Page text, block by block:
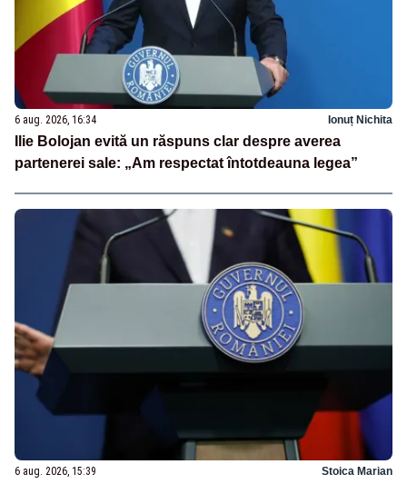
6 aug. 2026, 16:34 Ionuț Nichita
Ilie Bolojan evită un răspuns clar despre averea
partenerei sale: „Am respectat întotdeauna legea”
6 aug. 2026, 15:39 Stoica Marian